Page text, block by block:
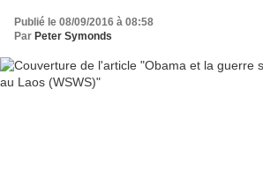
Publié le 08/09/2016 à 08:58
Par Peter Symonds